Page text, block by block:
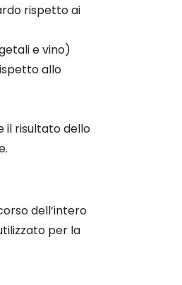
rispetto ai
e vino)
allo
il risultato dello
dell’intero
per la